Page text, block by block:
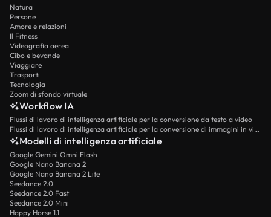
Natura
Persone
Amore e relazioni
Il Fitness
Videografia aerea
Cibo e bevande
Viaggiare
Trasporti
Tecnologia
Zoom di sfondo virtuale
Workflow IA
Flussi di lavoro di intelligenza artificiale per la conversione da testo a video
Flussi di lavoro di intelligenza artificiale per la conversione di immagini in video
Modelli di intelligenza artificiale
Google Gemini Omni Flash
Google Nano Banana 2
Google Nano Banana 2 Lite
Seedance 2.0
Seedance 2.0 Fast
Seedance 2.0 Mini
Happy Horse 1.1